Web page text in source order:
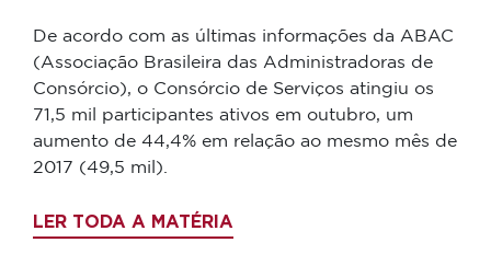
De acordo com as últimas informações da ABAC
(Associação Brasileira das Administradoras de
Consórcio), o Consórcio de Serviços atingiu os
71,5 mil participantes ativos em outubro, um
aumento de 44,4% em relação ao mesmo mês de
2017 (49,5 mil).
LER TODA A MATÉRIA